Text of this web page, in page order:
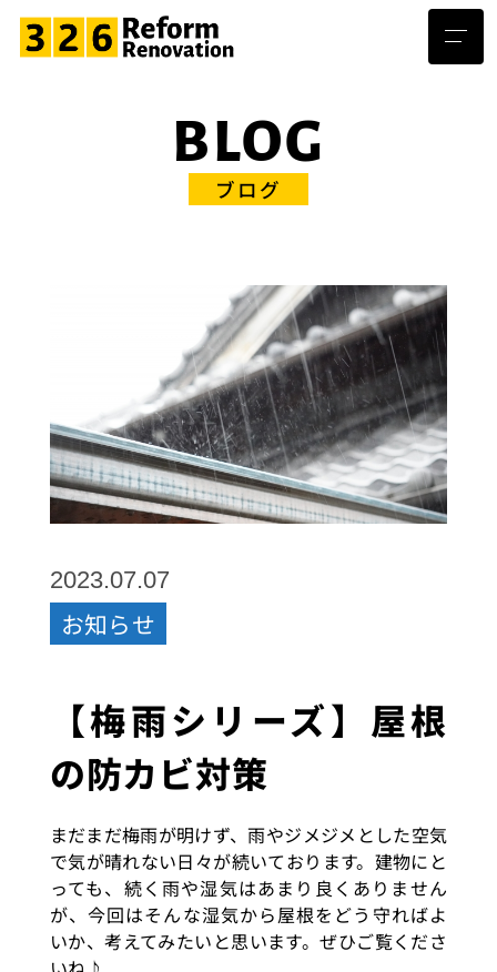
BLOG
ブログ
2023.07.07
お知らせ
【梅雨シリーズ】屋根
の防カビ対策
まだまだ梅雨が明けず、雨やジメジメとした空気
で気が晴れない日々が続いております。建物にと
っても、続く雨や湿気はあまり良くありません
が、今回はそんな湿気から屋根をどう守ればよ
いか、考えてみたいと思います。ぜひご覧くださ